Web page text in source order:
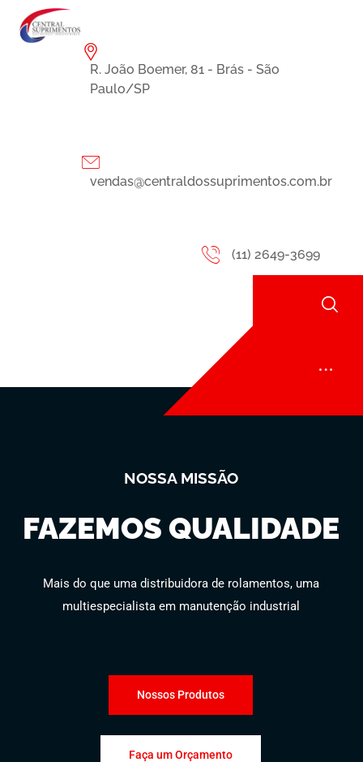
R. João Boemer, 81 - Brás - São
Paulo/SP
vendas@centraldossuprimentos.com.br
(11) 2649-3699
FAZEMOS QUALIDADE
NOSSA MISSÃO
Mais do que uma distribuidora de rolamentos, uma
multiespecialista em manutenção industrial
Nossos Produtos
Faça um Orçamento